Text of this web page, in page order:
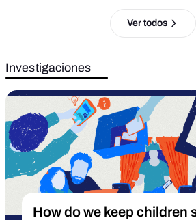
Ver todos
Investigaciones
How do we keep children